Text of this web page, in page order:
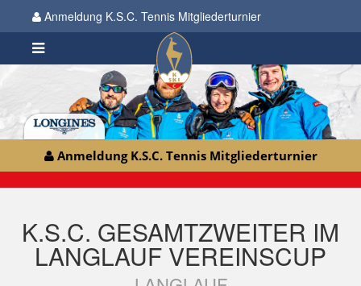
Anmeldung K.S.C. Tennis Mitgliederturnier
Anmeldung K.S.C. Tennis Mitgliederturnier
K.S.C. GESAMTZWEITER IM
LANGLAUF VEREINSCUP